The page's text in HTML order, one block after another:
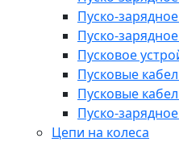
Пуско-
Пуско-
Пусковое
Пусковые
Пусковые
Пуско-
Цепи на колеса